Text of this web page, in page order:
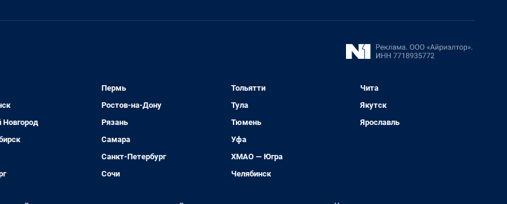
Пермь
Ростов-на-Дону
Рязань
Самара
Санкт-Петербург
Сочи
Тольятти
Тула
Тюмень
Уфа
ХМАО — Югра
Челябинск
Чита
Якутск
Ярославль